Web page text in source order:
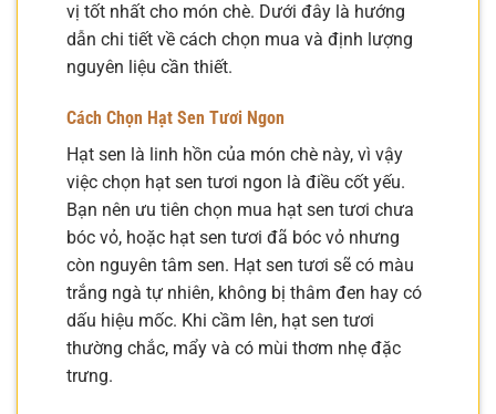
vị tốt nhất cho món chè. Dưới đây là hướng
dẫn chi tiết về cách chọn mua và định lượng
nguyên liệu cần thiết.
Cách Chọn Hạt Sen Tươi Ngon
Hạt sen là linh hồn của món chè này, vì vậy
việc chọn hạt sen tươi ngon là điều cốt yếu.
Bạn nên ưu tiên chọn mua hạt sen tươi chưa
bóc vỏ, hoặc hạt sen tươi đã bóc vỏ nhưng
còn nguyên tâm sen. Hạt sen tươi sẽ có màu
trắng ngà tự nhiên, không bị thâm đen hay có
dấu hiệu mốc. Khi cầm lên, hạt sen tươi
thường chắc, mẩy và có mùi thơm nhẹ đặc
trưng.